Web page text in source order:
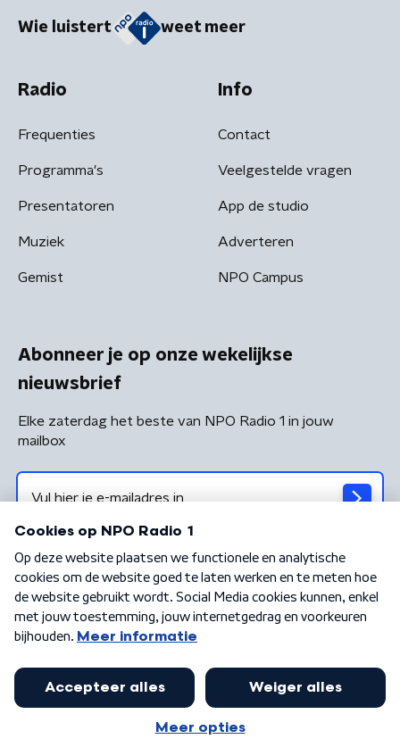
Wie luistert weet meer
Radio
Frequenties
Programma's
Presentatoren
Muziek
Gemist
Info
Contact
Veelgestelde vragen
App de studio
Adverteren
NPO Campus
Abonneer je op onze wekelijkse
nieuwsbrief
Elke zaterdag het beste van NPO Radio 1 in jouw
mailbox
Algemene voorwaarden